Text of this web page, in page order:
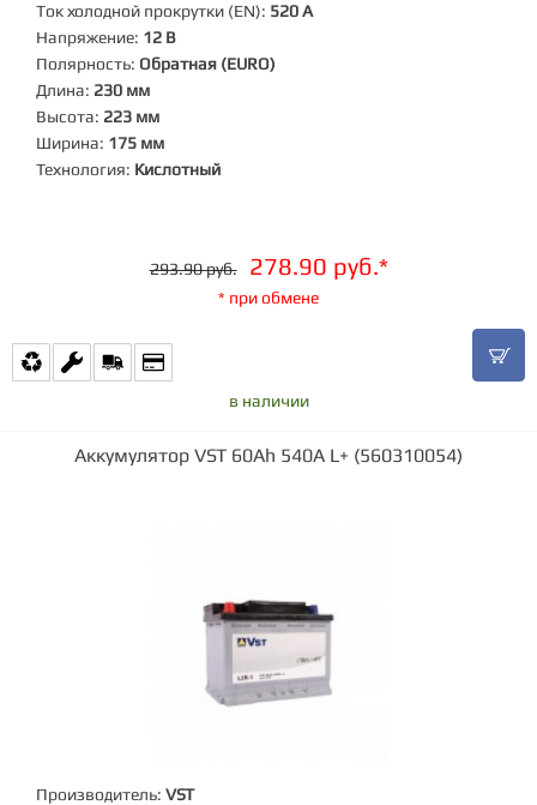
Ток холодной прокрутки (EN): 520 А
Напряжение: 12 В
Полярность: Обратная (EURO)
Длина: 230 мм
Высота: 223 мм
Ширина: 175 мм
Технология: Кислотный
293.90 руб. 278.90 руб.*
* при обмене
в наличии
Аккумулятор VST 60Ah 540A L+ (560310054)
Производитель: VST